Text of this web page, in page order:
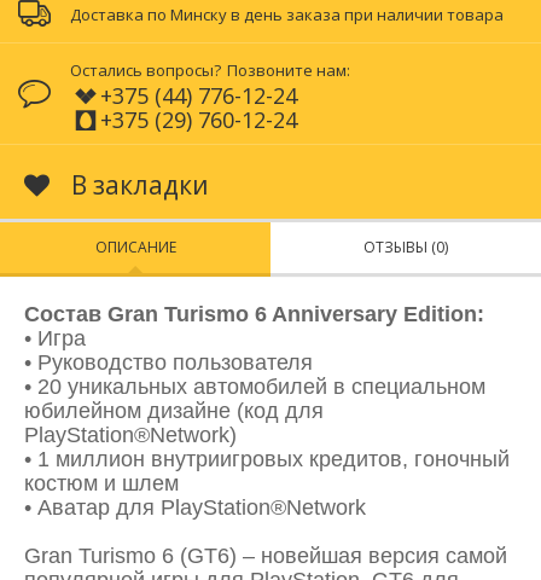
Доставка по Минску в день заказа при наличии товара
Остались вопросы? Позвоните нам:
+375 (44) 776-12-24
+375 (29) 760-12-24
В закладки
ОПИСАНИЕ ОТЗЫВЫ (0)
Состав Gran Turismo 6 Anniversary Edition:
• Игра
• Руководство пользователя
• 20 уникальных автомобилей в специальном
юбилейном дизайне (код для
PlayStation®Network)
• 1 миллион внутриигровых кредитов, гоночный
костюм и шлем
• Аватар для PlayStation®Network
Gran Turismo 6 (GT6) – новейшая версия самой